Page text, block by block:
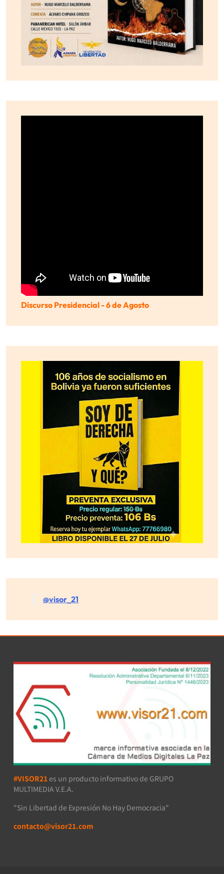
Discurso Presidencial - 6 de Agosto
@visor_21
#VISOR21 es un producto informativo de GRUPO
MULTIMEDIA V.E.A.
"Sin Libertad de Expresión No Hay Democracia"
contacto@visor21.com